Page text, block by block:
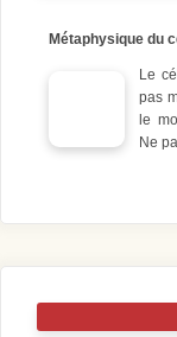
Métaphysique du
Le
pas
le
Ne